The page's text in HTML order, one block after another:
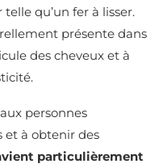
qu’un fer à lisser.
présente dans
des cheveux et à
personnes
et à obtenir des
particulièrement